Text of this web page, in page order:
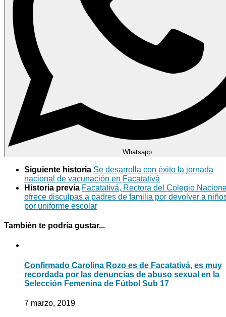
Whatsapp
Siguiente historia Se desarrolla con éxito la jornada
nacional de vacunación en Facatativá
Historia previa Facatativá, Rectora del Colegio
ofrece disculpas a padres de familia por devolver a
por uniforme escolar
También te podría gustar...
Confirmado Carolina Rozo es de Facatativá, es muy
recordada por las denuncias de abuso sexual en la
Selección Femenina de Fútbol Sub 17
7 marzo, 2019